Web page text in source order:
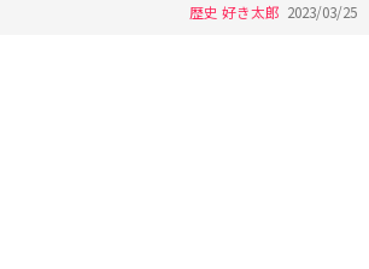
歴史 好き太郎 2023/03/25